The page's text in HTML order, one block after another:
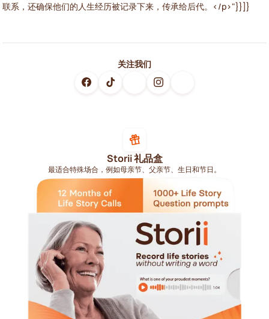
联系，还确保他们的人生经历被记录下来，传承给后代。</p>"}}]}
关注我们
Storii 礼品盒
最适合特殊场合，例如母亲节、父亲节、生日和节日。